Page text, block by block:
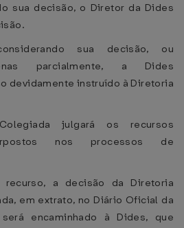
sua decisão, o Diretor da Dides
sua decisão, ou
parcialmente, a Dides
devidamente instruído à Diretoria
julgará os recursos
nos processos de
recurso, a decisão da Diretoria
em extrato, no Diário Oficial da
encaminhado à Dides, que